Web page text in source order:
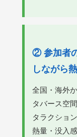
② 参加者
しながら
全国・海外
タバース空
タラクショ
熱量・没入